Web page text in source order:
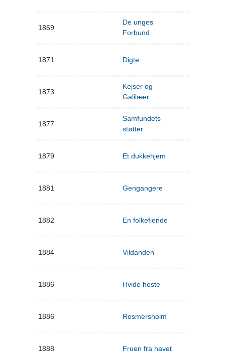
1869
De unges
Forbund
1871 Digte
1873
Kejser og
Galilæer
1877
Samfundets
støtter
1879 Et dukkehjem
1881 Gengangere
1882 En folkefiende
1884 Vildanden
1886 Hvide heste
1886 Rosmersholm
1888 Fruen fra havet